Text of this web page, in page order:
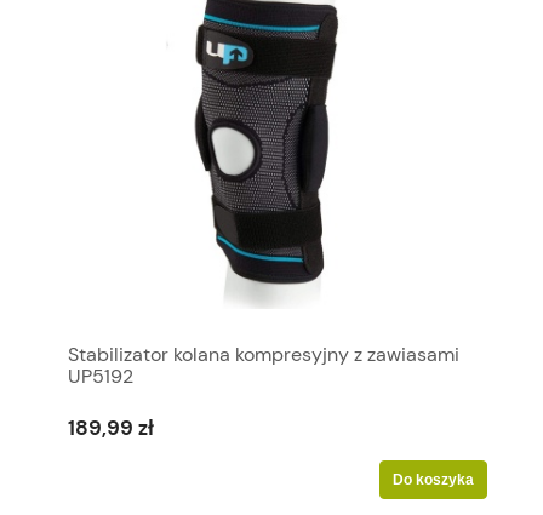
Stabilizator kolana kompresyjny z zawiasami
UP5192
189,99 zł
Do koszyka